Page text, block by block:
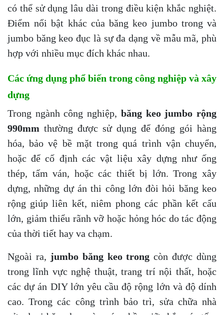
có thể sử dụng lâu dài trong điều kiện khắc nghiệt.
Điểm nổi bật khác của băng keo jumbo trong và
jumbo băng keo đục là sự đa dạng về mẫu mã, phù
hợp với nhiều mục đích khác nhau.
Các ứng dụng phổ biến trong công nghiệp và xây
dựng
Trong ngành công nghiệp, băng keo jumbo rộng
990mm thường được sử dụng để đóng gói hàng
hóa, bảo vệ bề mặt trong quá trình vận chuyển,
hoặc để cố định các vật liệu xây dựng như ống
thép, tấm ván, hoặc các thiết bị lớn. Trong xây
dựng, những dự án thi công lớn đòi hỏi băng keo
rộng giúp liên kết, niêm phong các phần kết cấu
lớn, giảm thiểu rãnh vỡ hoặc hỏng hóc do tác động
của thời tiết hay va chạm.
Ngoài ra, jumbo băng keo trong còn được dùng
trong lĩnh vực nghệ thuật, trang trí nội thất, hoặc
các dự án DIY lớn yêu cầu độ rộng lớn và độ dính
cao. Trong các công trình bảo trì, sửa chữa nhà